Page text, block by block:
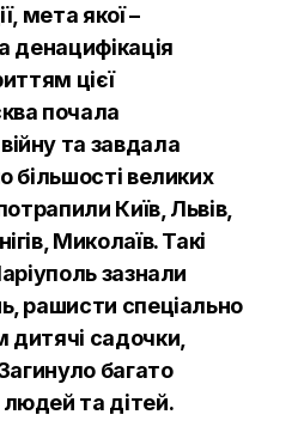
мета якої –
денацифікація
цієї
почала
та завдала
більшості великих
Київ, Львів,
Миколаїв. Такі
зазнали
рашисти спеціально
садочки,
багато
та дітей.